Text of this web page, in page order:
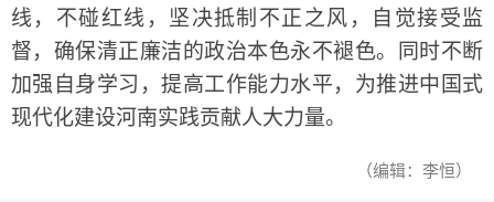
线，不碰红线，坚决抵制不正之风，自觉接受监
督，确保清正廉洁的政治本色永不褪色。同时不断
加强自身学习，提高工作能力水平，为推进中国式
现代化建设河南实践贡献人大力量。
（编辑：李恒）